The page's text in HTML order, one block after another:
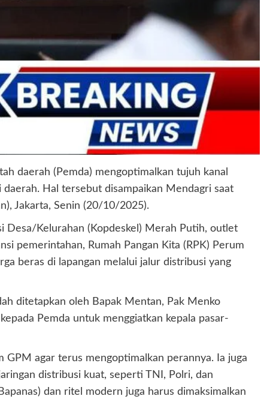
daerah (Pemda) mengoptimalkan tujuh kanal
Hal tersebut disampaikan Mendagri saat
Jakarta, Senin (20/10/2025).
Desa/Kelurahan (Kopdeskel) Merah Putih, outlet
pemerintahan, Rumah Pangan Kita (RPK) Perum
beras di lapangan melalui jalur distribusi yang
ditetapkan oleh Bapak Mentan, Pak Menko
Pemda untuk menggiatkan kepala pasar-
agar terus mengoptimalkan perannya. Ia juga
distribusi kuat, seperti TNI, Polri, dan
dan ritel modern juga harus dimaksimalkan